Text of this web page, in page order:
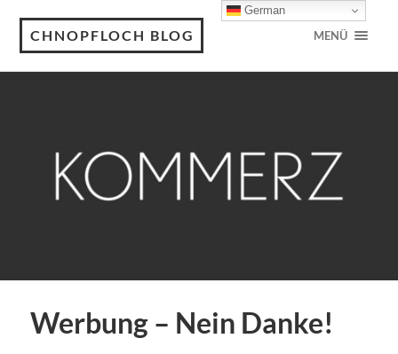
CHNOPFLOCH BLOG MENÜ
Werbung – Nein Danke!
German